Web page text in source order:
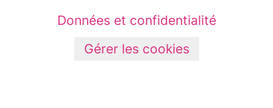
Données et confidentialité
Gérer les cookies